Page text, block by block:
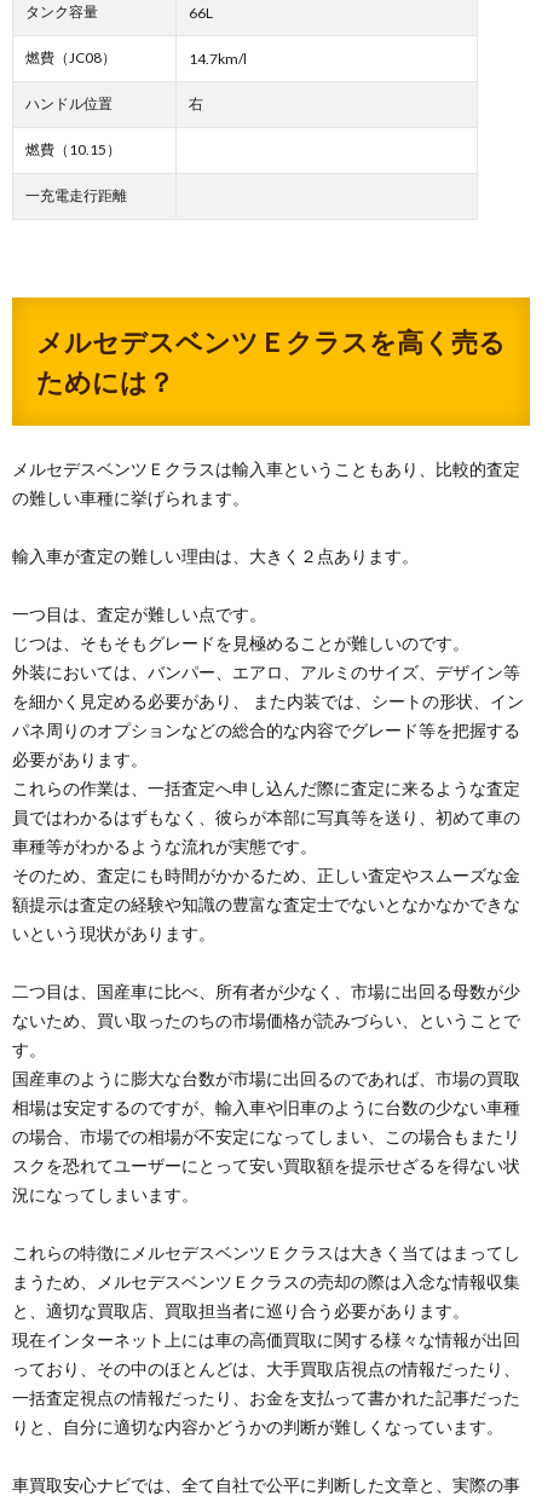
タンク容量 66L
燃費（JC08） 14.7km/l
ハンドル位置 右
燃費（10.15）
一充電走行距離
メルセデスベンツＥクラスを高く売る
ためには？
メルセデスベンツＥクラスは輸入車ということもあり、比較的査定
の難しい車種に挙げられます。
輸入車が査定の難しい理由は、大きく２点あります。
一つ目は、査定が難しい点です。
じつは、そもそもグレードを見極めることが難しいのです。
外装においては、バンパー、エアロ、アルミのサイズ、デザイン等
を細かく見定める必要があり、 また内装では、シートの形状、イン
パネ周りのオプションなどの総合的な内容でグレード等を把握する
必要があります。
これらの作業は、一括査定へ申し込んだ際に査定に来るような査定
員ではわかるはずもなく、彼らが本部に写真等を送り、初めて車の
車種等がわかるような流れが実態です。
そのため、査定にも時間がかかるため、正しい査定やスムーズな金
額提示は査定の経験や知識の豊富な査定士でないとなかなかできな
いという現状があります。
二つ目は、国産車に比べ、所有者が少なく、市場に出回る母数が少
ないため、買い取ったのちの市場価格が読みづらい、ということで
す。
国産車のように膨大な台数が市場に出回るのであれば、市場の買取
相場は安定するのですが、輸入車や旧車のように台数の少ない車種
の場合、市場での相場が不安定になってしまい、この場合もまたリ
スクを恐れてユーザーにとって安い買取額を提示せざるを得ない状
況になってしまいます。
これらの特徴にメルセデスベンツＥクラスは大きく当てはまってし
まうため、メルセデスベンツＥクラスの売却の際は入念な情報収集
と、適切な買取店、買取担当者に巡り合う必要があります。
現在インターネット上には車の高価買取に関する様々な情報が出回
っており、その中のほとんどは、大手買取店視点の情報だったり、
一括査定視点の情報だったり、お金を支払って書かれた記事だった
りと、自分に適切な内容かどうかの判断が難しくなっています。
車買取安心ナビでは、全て自社で公平に判断した文章と、実際の事